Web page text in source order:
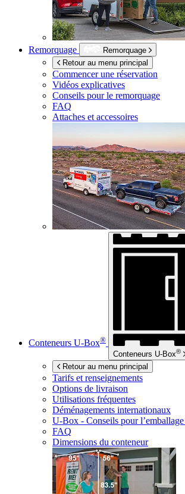
Remorquage
Remorquage
Retour au menu principal
Commencer une réservation
Vidéos explicatives
Conseils pour le remorquage
FAQ
Attaches et accessoires
Conteneurs U-Box®
Conteneurs U-Box®
Retour au menu principal
Tarifs et renseignements
Options de livraison
Utilisations fréquentes
Déménagements internationaux
U-Box - Conseils pour
FAQ
Dimensions du conteneur